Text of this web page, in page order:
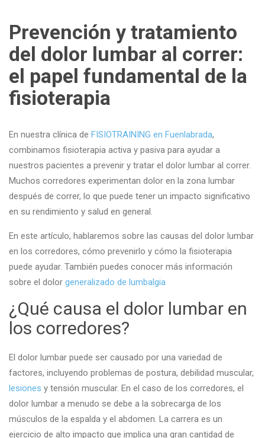
Prevención y tratamiento
del dolor lumbar al correr:
el papel fundamental de la
fisioterapia
En nuestra clínica de FISIOTRAINING en Fuenlabrada,
combinamos fisioterapia activa y pasiva para ayudar a
nuestros pacientes a prevenir y tratar el dolor lumbar al correr.
Muchos corredores experimentan dolor en la zona lumbar
después de correr, lo que puede tener un impacto significativo
en su rendimiento y salud en general.
En este artículo, hablaremos sobre las causas del dolor lumbar
en los corredores, cómo prevenirlo y cómo la fisioterapia
puede ayudar. También puedes conocer más información
sobre el dolor generalizado de lumbalgia
¿Qué causa el dolor lumbar en
los corredores?
El dolor lumbar puede ser causado por una variedad de
factores, incluyendo problemas de postura, debilidad muscular,
lesiones y tensión muscular. En el caso de los corredores, el
dolor lumbar a menudo se debe a la sobrecarga de los
músculos de la espalda y el abdomen. La carrera es un
ejercicio de alto impacto que implica una gran cantidad de